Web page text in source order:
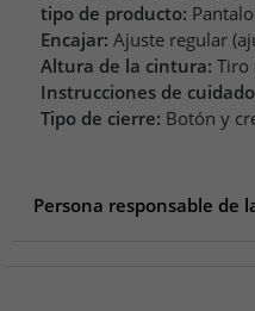
tipo de producto:
Encajar: Ajuste regular
Altura de la cintura: Tiro
Instrucciones de
Tipo de cierre: Botón y
Persona responsable de